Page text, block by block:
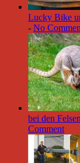
Lucky Bike
- No
bei den
Comment